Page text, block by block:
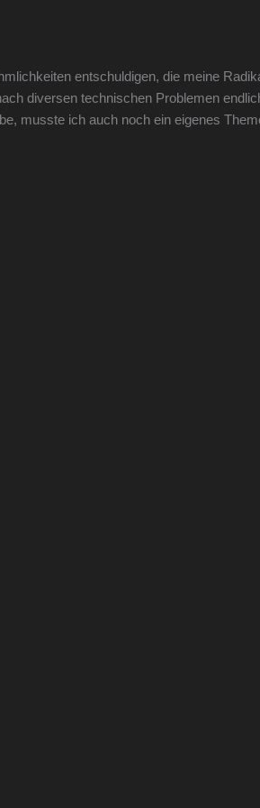
entschuldigen, die meine
diversen technischen Problemen
musste ich auch noch ein eigenes